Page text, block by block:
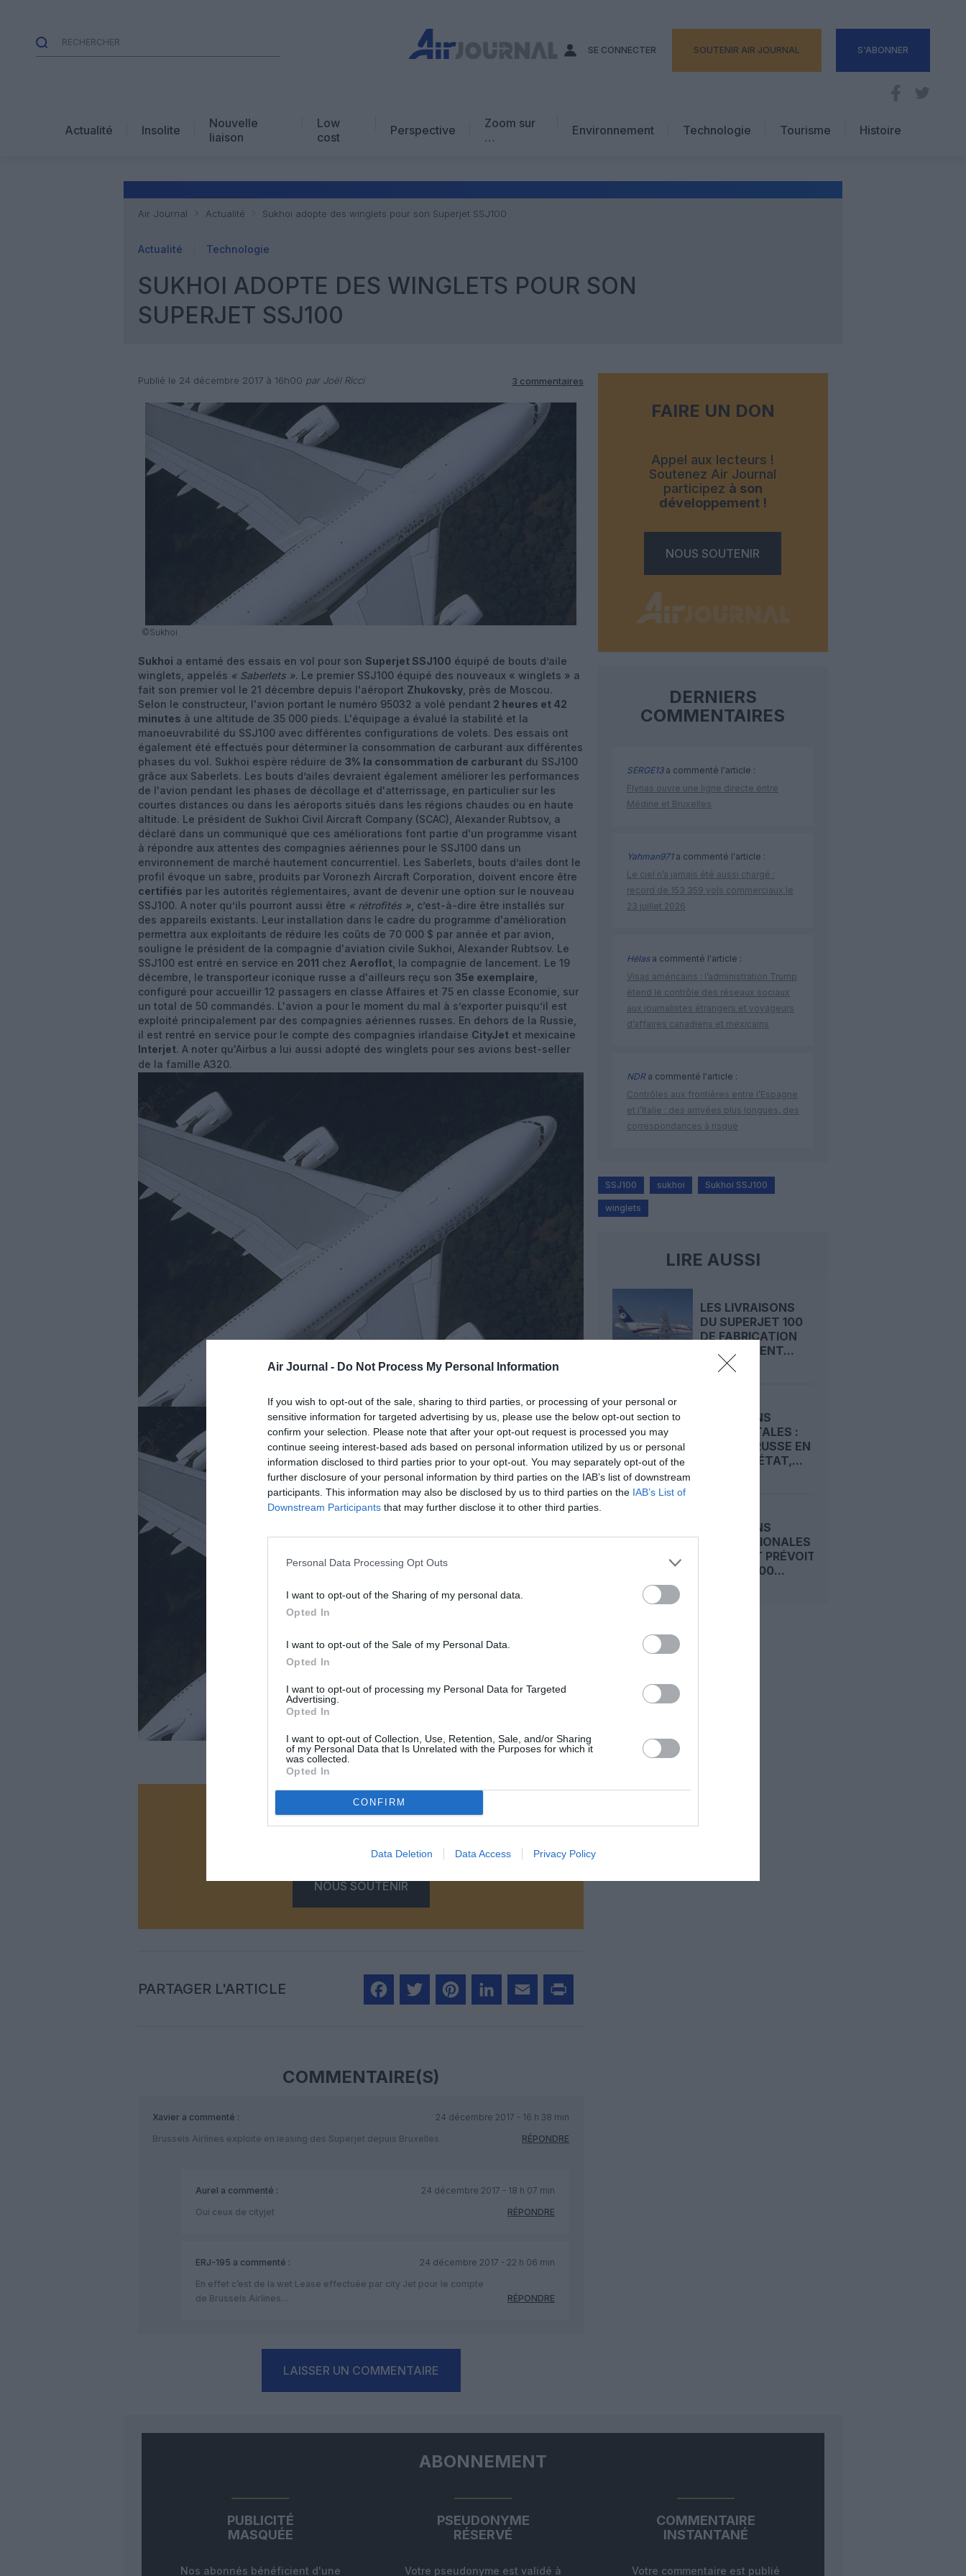
Air Journal - Do Not Process My Personal Information
If you wish to opt-out of the sale, sharing to third parties, or processing of your personal or
sensitive information for targeted advertising by us, please use the below opt-out section to
confirm your selection. Please note that after your opt-out request is processed you may
continue seeing interest-based ads based on personal information utilized by us or personal
information disclosed to third parties prior to your opt-out. You may separately opt-out of the
further disclosure of your personal information by third parties on the IAB’s list of downstream
participants. This information may also be disclosed by us to third parties on the IAB’s List of
Downstream Participants that may further disclose it to other third parties.
Personal Data Processing Opt Outs
I want to opt-out of the Sharing of my personal data.
Opted In
I want to opt-out of the Sale of my Personal Data.
Opted In
I want to opt-out of processing my Personal Data for Targeted
Advertising.
Opted In
I want to opt-out of Collection, Use, Retention, Sale, and/or Sharing
of my Personal Data that Is Unrelated with the Purposes for which it
was collected.
Opted In
CONFIRM
Data Deletion Data Access Privacy Policy
SE CONNECTER SOUTENIR AIR JOURNAL S'ABONNER
Actualité Insolite
Nouvelle
liaison
Low
cost
Perspective
Zoom sur
…
Avis d’expert
Environnement Technologie
Tourisme
Hôtellerie
Histoire
Air Journal Actualité Sukhoi adopte des winglets pour son Superjet SSJ100
Actualité Technologie
SUKHOI ADOPTE DES WINGLETS POUR SON
SUPERJET SSJ100
Publié le 24 décembre 2017 à 16h00 par Joël Ricci 3 commentaires
©Sukhoi
Sukhoi a entamé des essais en vol pour son Superjet SSJ100 équipé de bouts d’aile
winglets, appelés « Saberlets ». Le premier SSJ100 équipé des nouveaux « winglets » a
fait son premier vol le 21 décembre depuis l'aéroport Zhukovsky , près de Moscou.
Selon le constructeur, l'avion portant le numéro 95032 a volé pendant 2 heures et 42
minutes à une altitude de 35 000 pieds. L'équipage a évalué la stabilité et la
manoeuvrabilité du SSJ100 avec différentes configurations de volets. Des essais ont
également été effectués pour déterminer la consommation de carburant aux différentes
phases du vol. Sukhoi espère réduire de 3% la consommation de carburant du SSJ100
grâce aux Saberlets. Les bouts d’ailes devraient également améliorer les performances
de l'avion pendant les phases de décollage et d'atterrissage, en particulier sur les
courtes distances ou dans les aéroports situés dans les régions chaudes ou en haute
altitude. Le président de Sukhoi Civil Aircraft Company (SCAC), Alexander Rubtsov, a
déclaré dans un communiqué que ces améliorations font partie d'un programme visant
à répondre aux attentes des compagnies aériennes pour le SSJ100 dans un
environnement de marché hautement concurrentiel. Les Saberlets, bouts d’ailes dont le
profil évoque un sabre, produits par Voronezh Aircraft Corporation, doivent encore être
certifiés par les autorités réglementaires, avant de devenir une option sur le nouveau
SSJ100. A noter qu’ils pourront aussi être « rétrofités » , c’est-à-dire être installés sur
des appareils existants. Leur installation dans le cadre du programme d'amélioration
permettra aux exploitants de réduire les coûts de 70 000 $ par année et par avion,
souligne le président de la compagnie d'aviation civile Sukhoi, Alexander Rubtsov. Le
SSJ100 est entré en service en 2011 chez Aeroflot , la compagnie de lancement. Le 19
décembre, le transporteur iconique russe a d'ailleurs reçu son 35e exemplaire
configuré pour accueillir 12 passagers en classe Affaires et 75 en classe Economie, sur
un total de 50 commandés. L'avion a pour le moment du mal à s’exporter puisqu’il est
exploité principalement par des compagnies aériennes russes. En dehors de la Russie,
il est rentré en service pour le compte des compagnies irlandaise CityJet et mexicaine
Interjet. A noter qu'Airbus a lui aussi adopté des winglets pour ses avions best-seller
de la famille A320.
Vous avez apprécié l’article ?
NOUS SOUTENIR
PARTAGER L'ARTICLE
COMMENTAIRE(S)
Xavier a commenté :
24 décembre 2017 - 16 h 38 min
Brussels Airlines exploite en leasing des Superjet depuis Bruxelles
RÉPONDRE
Aurel a commenté :
24 décembre 2017 - 18 h 07 min
Oui ceux de cityjet
RÉPONDRE
ERJ-195 a commenté :
24 décembre 2017 - 22 h 06 min
En effet c’est de la wet Lease effectuée par city Jet pour le compte
de Brussels Airlines…
RÉPONDRE
LAISSER UN COMMENTAIRE
FAIRE UN DON
Appel aux lecteurs !
Soutenez Air Journal
participez à son
développement !
NOUS SOUTENIR
DERNIERS
COMMENTAIRES
SERGE13a commenté l'article :
Flynas ouvre une ligne directe entre
Médine et Bruxelles
Yahman971a commenté l'article :
Le ciel n’a jamais été aussi chargé :
record de 153 359 vols commerciaux le
23 juillet 2026
Hélasa commenté l'article :
Visas américains : l’administration Trump
étend le contrôle des réseaux sociaux
aux journalistes étrangers et voyageurs
d’affaires canadiens et mexicains
NDRa commenté l'article :
Contrôles aux frontières entre l’Espagne
et l’Italie : des arrivées plus longues, des
correspondances à risque
SSJ100 sukhoi Sukhoi SSJ100
winglets
LIRE AUSSI
LES LIVRAISONS
DU SUPERJET 100
DE FABRICATION
ENTIÈREMENT...
SANCTIONS
OCCIDENTALES :
L'AÉRIEN RUSSE EN
MAUVAIS ÉTAT,...
SANCTIONS
INTERNATIONALES :
AEROFLOT PRÉVOIT
PLUS DE 300...
ABONNEMENT
PUBLICITÉ
MASQUÉE
Nos abonnés bénéficient d'une
PSEUDONYME
RÉSERVÉ
Votre pseudonyme est validé à
COMMENTAIRE
INSTANTANÉ
Votre commentaire est publié